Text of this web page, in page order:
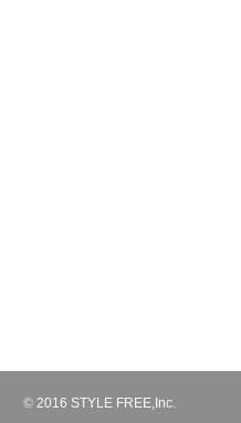
© 2016 STYLE FREE,Inc.